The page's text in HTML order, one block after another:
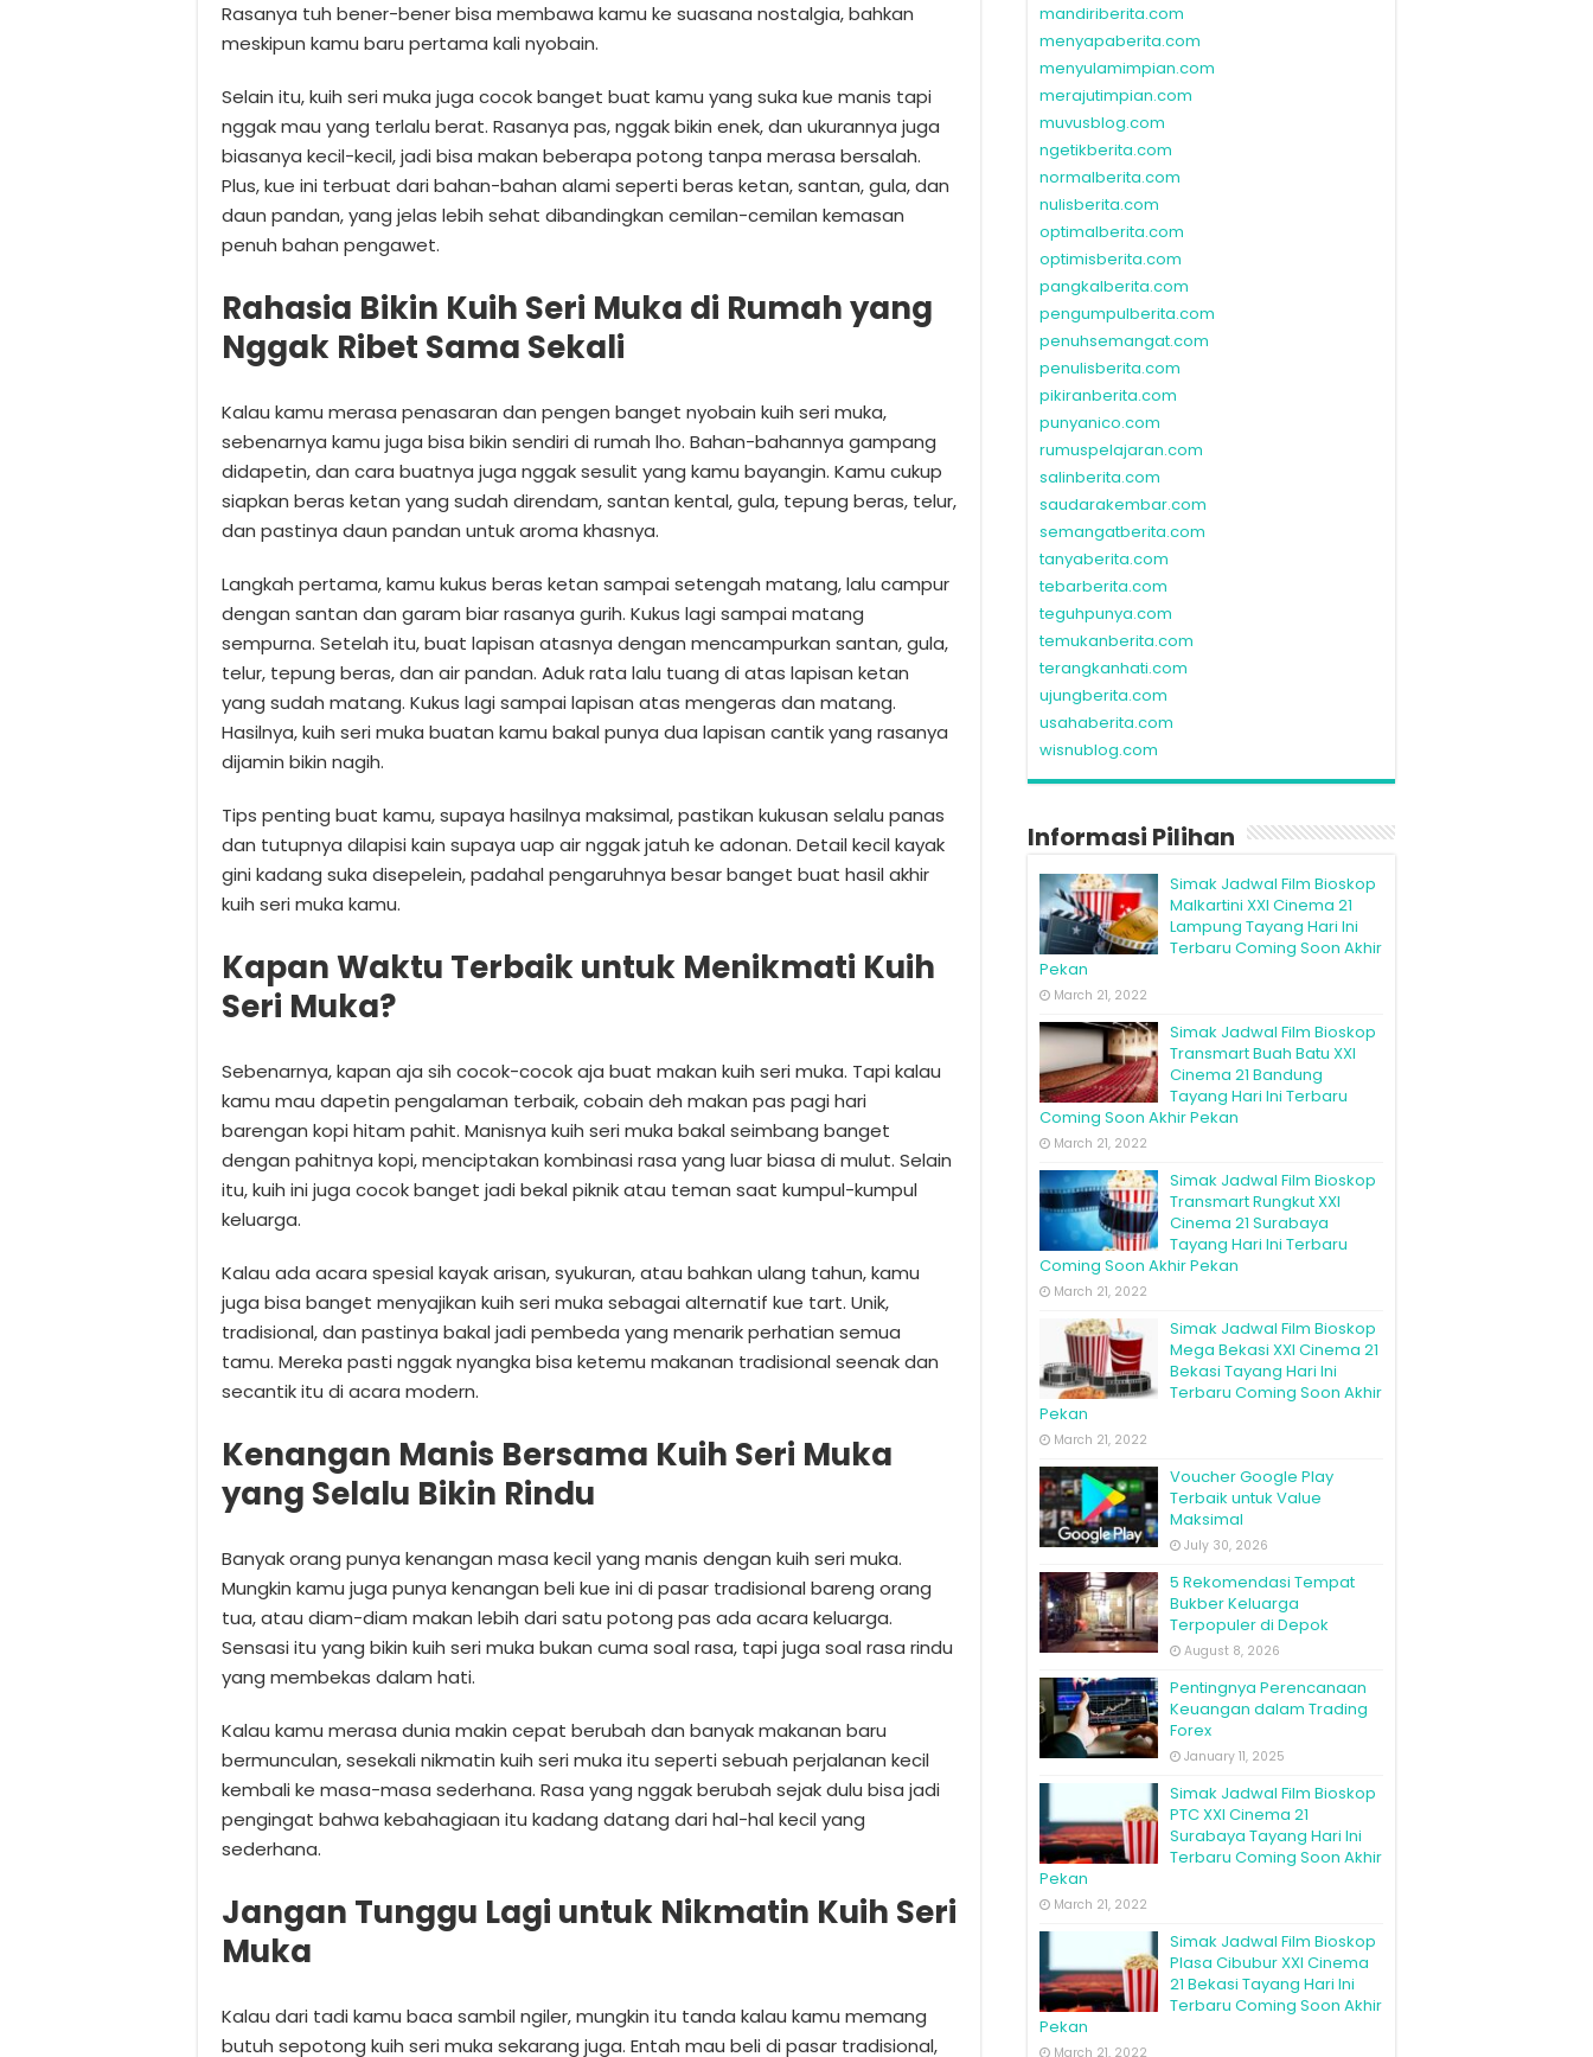
Rasanya tuh bener-bener bisa membawa kamu ke suasana nostalgia, bahkan
meskipun kamu baru pertama kali nyobain.
Selain itu, kuih seri muka juga cocok banget buat kamu yang suka kue manis tapi
nggak mau yang terlalu berat. Rasanya pas, nggak bikin enek, dan ukurannya juga
biasanya kecil-kecil, jadi bisa makan beberapa potong tanpa merasa bersalah.
Plus, kue ini terbuat dari bahan-bahan alami seperti beras ketan, santan, gula, dan
daun pandan, yang jelas lebih sehat dibandingkan cemilan-cemilan kemasan
penuh bahan pengawet.
Rahasia Bikin Kuih Seri Muka di Rumah yang
Nggak Ribet Sama Sekali
Kalau kamu merasa penasaran dan pengen banget nyobain kuih seri muka,
sebenarnya kamu juga bisa bikin sendiri di rumah lho. Bahan-bahannya gampang
didapetin, dan cara buatnya juga nggak sesulit yang kamu bayangin. Kamu cukup
siapkan beras ketan yang sudah direndam, santan kental, gula, tepung beras, telur,
dan pastinya daun pandan untuk aroma khasnya.
Langkah pertama, kamu kukus beras ketan sampai setengah matang, lalu campur
dengan santan dan garam biar rasanya gurih. Kukus lagi sampai matang
sempurna. Setelah itu, buat lapisan atasnya dengan mencampurkan santan, gula,
telur, tepung beras, dan air pandan. Aduk rata lalu tuang di atas lapisan ketan
yang sudah matang. Kukus lagi sampai lapisan atas mengeras dan matang.
Hasilnya, kuih seri muka buatan kamu bakal punya dua lapisan cantik yang rasanya
dijamin bikin nagih.
Tips penting buat kamu, supaya hasilnya maksimal, pastikan kukusan selalu panas
dan tutupnya dilapisi kain supaya uap air nggak jatuh ke adonan. Detail kecil kayak
gini kadang suka disepelein, padahal pengaruhnya besar banget buat hasil akhir
kuih seri muka kamu.
Kapan Waktu Terbaik untuk Menikmati Kuih
Seri Muka?
Sebenarnya, kapan aja sih cocok-cocok aja buat makan kuih seri muka. Tapi kalau
kamu mau dapetin pengalaman terbaik, cobain deh makan pas pagi hari
barengan kopi hitam pahit. Manisnya kuih seri muka bakal seimbang banget
dengan pahitnya kopi, menciptakan kombinasi rasa yang luar biasa di mulut. Selain
itu, kuih ini juga cocok banget jadi bekal piknik atau teman saat kumpul-kumpul
keluarga.
Kalau ada acara spesial kayak arisan, syukuran, atau bahkan ulang tahun, kamu
juga bisa banget menyajikan kuih seri muka sebagai alternatif kue tart. Unik,
tradisional, dan pastinya bakal jadi pembeda yang menarik perhatian semua
tamu. Mereka pasti nggak nyangka bisa ketemu makanan tradisional seenak dan
secantik itu di acara modern.
Kenangan Manis Bersama Kuih Seri Muka
yang Selalu Bikin Rindu
Banyak orang punya kenangan masa kecil yang manis dengan kuih seri muka.
Mungkin kamu juga punya kenangan beli kue ini di pasar tradisional bareng orang
tua, atau diam-diam makan lebih dari satu potong pas ada acara keluarga.
Sensasi itu yang bikin kuih seri muka bukan cuma soal rasa, tapi juga soal rasa rindu
yang membekas dalam hati.
Kalau kamu merasa dunia makin cepat berubah dan banyak makanan baru
bermunculan, sesekali nikmatin kuih seri muka itu seperti sebuah perjalanan kecil
kembali ke masa-masa sederhana. Rasa yang nggak berubah sejak dulu bisa jadi
pengingat bahwa kebahagiaan itu kadang datang dari hal-hal kecil yang
sederhana.
Jangan Tunggu Lagi untuk Nikmatin Kuih Seri
Muka
Kalau dari tadi kamu baca sambil ngiler, mungkin itu tanda kalau kamu memang
butuh sepotong kuih seri muka sekarang juga. Entah mau beli di pasar tradisional,
mandiriberita.com
menyapaberita.com
menyulamimpian.com
merajutimpian.com
muvusblog.com
ngetikberita.com
normalberita.com
nulisberita.com
optimalberita.com
optimisberita.com
pangkalberita.com
pengumpulberita.com
penuhsemangat.com
penulisberita.com
pikiranberita.com
punyanico.com
rumuspelajaran.com
salinberita.com
saudarakembar.com
semangatberita.com
tanyaberita.com
tebarberita.com
teguhpunya.com
temukanberita.com
terangkanhati.com
ujungberita.com
usahaberita.com
wisnublog.com
Informasi Pilihan
Simak Jadwal Film Bioskop
Malkartini XXI Cinema 21
Lampung Tayang Hari Ini
Terbaru Coming Soon Akhir
Pekan
March 21, 2022
Simak Jadwal Film Bioskop
Transmart Buah Batu XXI
Cinema 21 Bandung
Tayang Hari Ini Terbaru
Coming Soon Akhir Pekan
March 21, 2022
Simak Jadwal Film Bioskop
Transmart Rungkut XXI
Cinema 21 Surabaya
Tayang Hari Ini Terbaru
Coming Soon Akhir Pekan
March 21, 2022
Simak Jadwal Film Bioskop
Mega Bekasi XXI Cinema 21
Bekasi Tayang Hari Ini
Terbaru Coming Soon Akhir
Pekan
March 21, 2022
Voucher Google Play
Terbaik untuk Value
Maksimal
July 30, 2026
5 Rekomendasi Tempat
Bukber Keluarga
Terpopuler di Depok
August 8, 2026
Pentingnya Perencanaan
Keuangan dalam Trading
Forex
January 11, 2025
Simak Jadwal Film Bioskop
PTC XXI Cinema 21
Surabaya Tayang Hari Ini
Terbaru Coming Soon Akhir
Pekan
March 21, 2022
Simak Jadwal Film Bioskop
Plasa Cibubur XXI Cinema
21 Bekasi Tayang Hari Ini
Terbaru Coming Soon Akhir
Pekan
March 21, 2022